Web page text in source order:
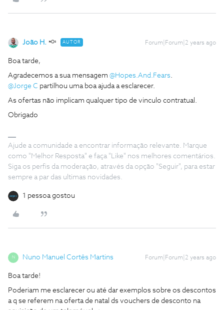
João H. AUTOR Forum|Forum|2 years ago
Boa tarde,
Agradecemos a sua mensagem @Hopes.And.Fears
@Jorge C partilhou uma boa ajuda a esclarecer.
As ofertas não implicam qualquer tipo de vinculo contratual.
Obrigado
Ajude a comunidade a encontrar informação relevante. Marque
como "Melhor Resposta" e faça "Like" nos melhores comentários.
Siga os perfis da moderação, através da opção "Seguir", para estar
sempre a par das ultimas novidades.
1 pessoa gostou
N Nuno Manuel Cortês Martins Forum|Forum|2 years ago
Boa tarde!
Poderiam me esclarecer ou até dar exemplos sobre os descontos
a q se referem na oferta de natal ds vouchers de desconto na